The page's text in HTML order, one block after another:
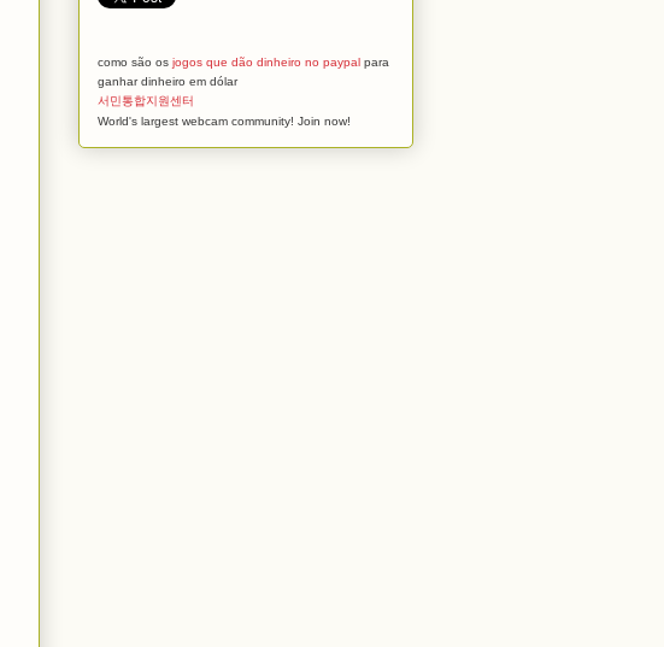
como são os jogos que dão dinheiro no paypal para
ganhar dinheiro em dólar
서민통합지원센터
World's largest webcam community! Join now!